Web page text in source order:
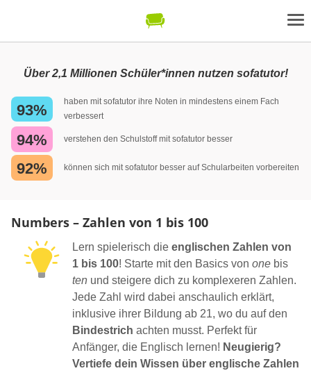
Über 2,1 Millionen Schüler*innen nutzen sofatutor!
93%
haben mit sofatutor ihre Noten in mindestens einem Fach
verbessert
94% verstehen den Schulstoff mit sofatutor besser
92% können sich mit sofatutor besser auf Schularbeiten vorbereiten
Numbers – Zahlen von 1 bis 100
Lern spielerisch die englischen Zahlen von
1 bis 100! Starte mit den Basics von one bis
ten und steigere dich zu komplexeren Zahlen.
Jede Zahl wird dabei anschaulich erklärt,
inklusive ihrer Bildung ab 21, wo du auf den
Bindestrich achten musst. Perfekt für
Anfänger, die Englisch lernen! Neugierig?
Vertiefe dein Wissen über englische Zahlen